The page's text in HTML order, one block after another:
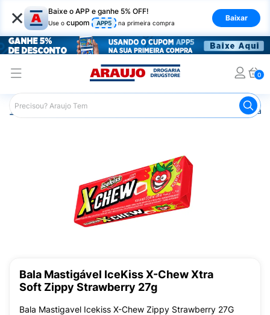
× Baixe o APP e ganhe 5% OFF!
Use o cupom APP5 na primeira compra
Baixar
0
Araujo Mercado
Bala Mastigável IceKiss X-Chew Xtra
Soft Zippy Strawberry 27g
Bala Mastigavel Icekiss X-Chew Zippy Strawberry 27G